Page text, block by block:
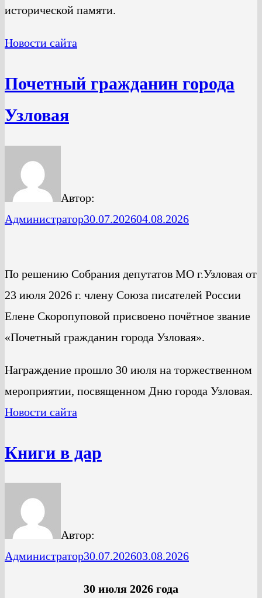
исторической памяти.
Новости сайта
Почетный гражданин города
Узловая
Автор:
Администратор30.07.202604.08.2026
По решению Собрания депутатов МО г.Узловая от
23 июля 2026 г. члену Союза писателей России
Елене Скоропуповой присвоено почётное звание
«Почетный гражданин города Узловая».
Награждение прошло 30 июля на торжественном
мероприятии, посвященном Дню города Узловая.
Новости сайта
Книги в дар
Автор:
Администратор30.07.202603.08.2026
30 июля 2026 года